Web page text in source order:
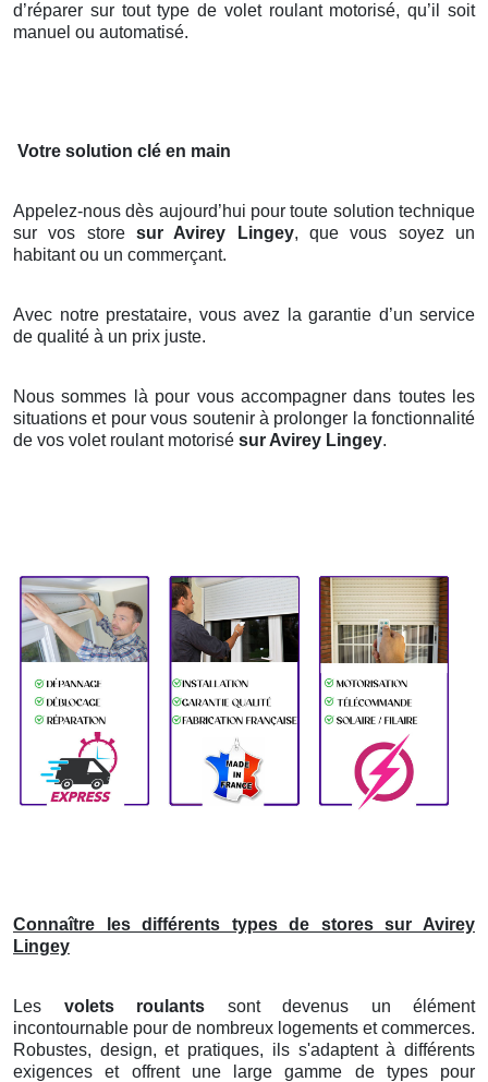
d’réparer sur tout type de volet roulant motorisé, qu’il soit
manuel ou automatisé.
Votre solution clé en main
Appelez-nous dès aujourd’hui pour toute solution technique
sur vos store sur Avirey Lingey, que vous soyez un
habitant ou un commerçant.
Avec notre prestataire, vous avez la garantie d’un service
de qualité à un prix juste.
Nous sommes là pour vous accompagner dans toutes les
situations et pour vous soutenir à prolonger la fonctionnalité
de vos volet roulant motorisé sur Avirey Lingey.
Connaître les différents types de stores sur Avirey
Lingey
Les volets roulants sont devenus un élément
incontournable pour de nombreux logements et commerces.
Robustes, design, et pratiques, ils s'adaptent à différents
exigences et offrent une large gamme de types pour